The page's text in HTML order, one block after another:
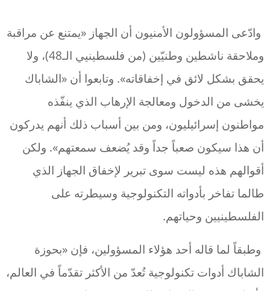
وادّعى المسؤولون الأمنيون أن الجهاز «يمتنع عن مراقبة
وملاحقة ناشطين وطنيّين (من فلسطينيي الـ48)، ولا
يحقق بشكل لائق في إخفاقاته». وتابعوا أن «الشاباك
يخشى من الدخول ومعالجة الإرهاب الذي ينفّذه
مواطنون إسرائيليون، ومن بين أسباب ذلك أنهم يدركون
أن هذا سيكون صعباً جداً وقد يُضعف سمعتهم». ولكن
أقوالهم هذه ليست سوى تبرير لإخفاق الجهاز الذي
طالما تفاخر بأدواته التكنولوجية وسيطرته على
الفلسطينيين وحياتهم.
وطبقاً لما قاله أحد هؤلاء المسؤولين، فإن «بحوزة
الشاباك أدوات تكنولوجية تُعدّ من الأكثر تقدّماً في العالم،